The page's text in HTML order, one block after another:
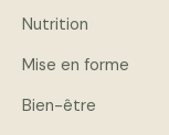
Nutrition
Mise en forme
Bien-être